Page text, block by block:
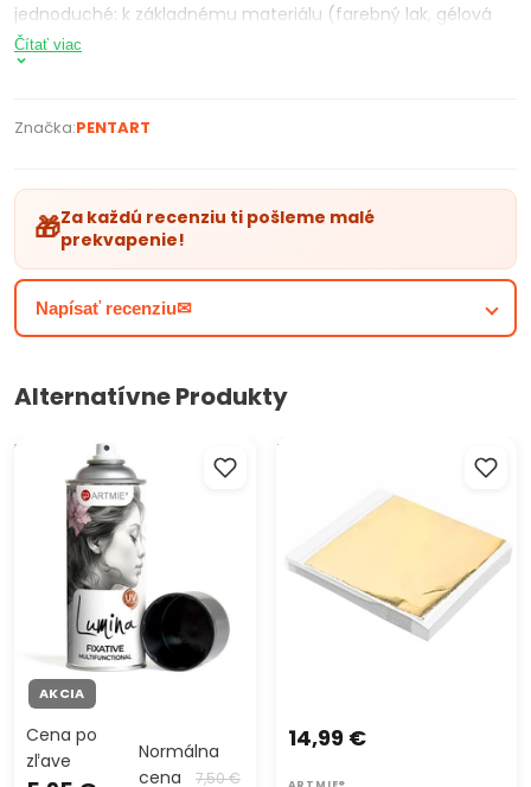
jednoduché: k základnému materiálu (farebný lak, gélová
pasta alebo farba na sklo) iba primiešajte niektorý z
farebných pigmentových práškov a takto pripravenú zmes
najmä na tmavších povrchoch. Skvelý výsledok dosiahnete
žiadny vplyv na vypálenie. Dostupné v 5 farbách. Hmotnosť:
5 g.
Očarujte svoje umenie s týmto luxusným metalickým
pigmentovým práškom vo veľkosti 5g. Jeho intenzívne farby
dodajú vašim projektom žiarivý lesk a jedinečný lesk. Výber
uchváti každého diváka. Skvelý doplnok pre vašu umeleckú
Čítať viac
Značka:PENTART
🎁Za každú recenziu ti pošleme malé
prekvapenie!
Napísať recenziu✉
Alternatívne Produkty
Fixatív v spreji ARTMIE Lumina
400 ml
AKCIA
Cena po
zľave
Normálna
cena
7,50 €
Zlaté metalické plátky na
pozlacovanie 14 x 13 cm 100
14,99 €
ARTMIE®